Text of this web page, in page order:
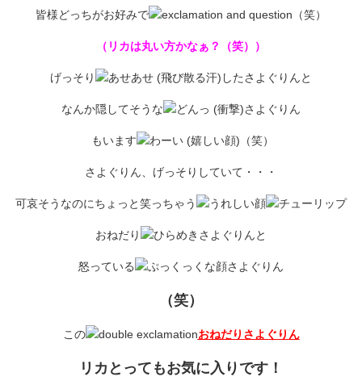
皆様どっちがお好みで （笑）
（リカは丸い方かなぁ？（笑））
げっそり したさよぐりんと
なんか隠してそうな さよぐりん
もいます （笑）
さよぐりん、げっそりしていて・・・
可哀そうなのにちょっと笑っちゃう
おねだり さよぐりんと
怒っている さよぐりん
（笑）
この おねだりさよぐりん
リカとってもお気に入りです！